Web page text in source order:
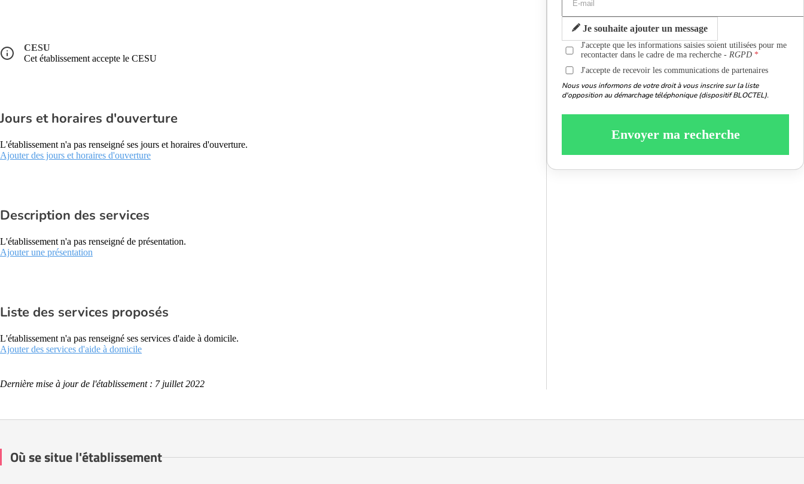
CESU
Cet établissement accepte le CESU
Jours et horaires d'ouverture
L'établissement n'a pas renseigné ses jours et horaires d'ouverture.
Ajouter des jours et horaires d'ouverture
Description des services
L'établissement n'a pas renseigné de présentation.
Ajouter une présentation
Liste des services proposés
L'établissement n'a pas renseigné ses services d'aide à domicile.
Ajouter des services d'aide à domicile
Dernière mise à jour de l'établissement : 7 juillet 2022
Je souhaite ajouter un message
J'accepte que les informations saisies soient utilisées pour me
recontacter dans le cadre de ma recherche -RGPD
J'accepte de recevoir les communications de partenaires
Nous vous informons de votre droit à vous inscrire sur la liste
d'opposition au démarchage téléphonique (dispositif BLOCTEL).
Envoyer ma recherche
Où se situe l'établissement